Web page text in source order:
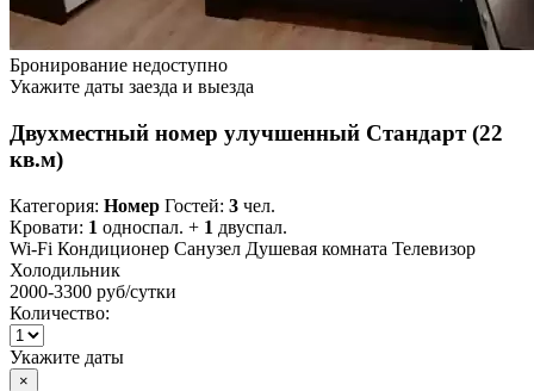
Бронирование недоступно
Укажите даты заезда и выезда
Двухместный номер улучшенный Стандарт (22
кв.м)
Категория: Номер Гостей: 3 чел.
Кровати: 1 односпал. + 1 двуспал.
Wi-Fi Кондиционер Санузел Душевая комната Телевизор
Холодильник
2000-3300 руб/сутки
Количество:
Укажите даты
×